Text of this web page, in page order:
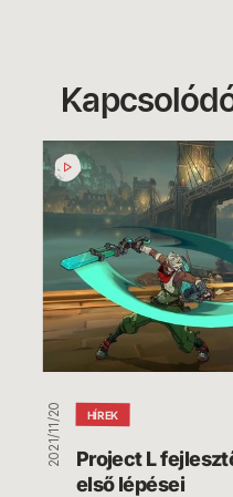
Project
L
fejlesztői
napló:
fejlesztés
első
lépései
HÍREK
Project L
első lépései
2021/11/20